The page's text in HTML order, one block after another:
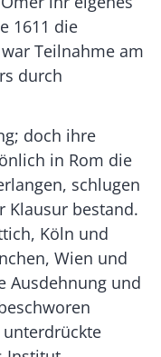
1611 die
Teilnahme am
durch
doch ihre
in Rom die
schlugen
Klausur bestand.
Köln und
Wien und
Ausdehnung und